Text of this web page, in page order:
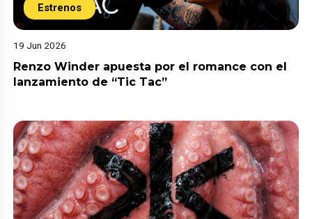
Estrenos
19 Jun 2026
Renzo Winder apuesta por el romance con el
lanzamiento de “Tic Tac”